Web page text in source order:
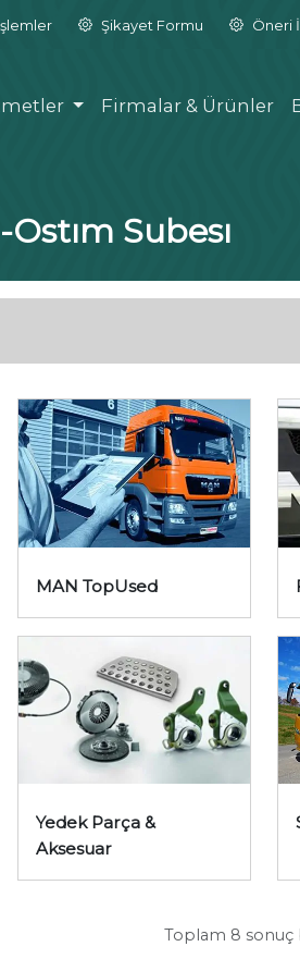
Şikayet Formu Öneri
Firmalar & Ürünler
Subesı
MAN TopUsed
Yedek Parça &
Aksesuar
Toplam 8 sonuç